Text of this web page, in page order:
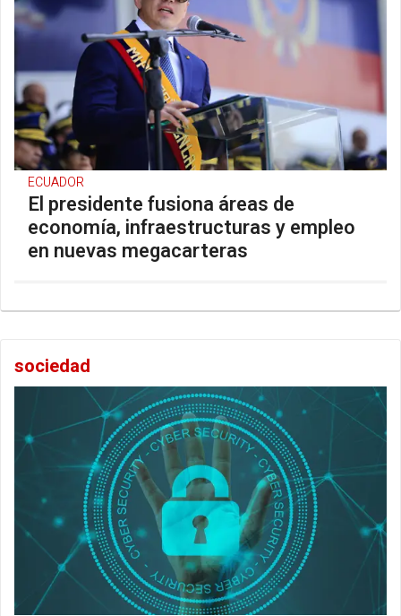
ECUADOR
El presidente fusiona áreas de
economía, infraestructuras y empleo
en nuevas megacarteras
sociedad